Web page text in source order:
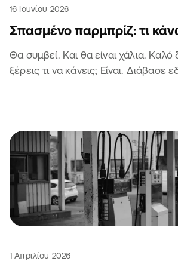
16 Ιουνίου 2026
Σπασμένο παρμπρίζ: τι
Θα συμβεί. Και θα είναι χάλια. Καλό
ξέρεις τι να κάνεις; Είναι. Διάβασε
1 Απριλίου 2026